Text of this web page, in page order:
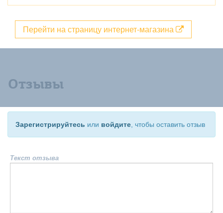
Перейти на страницу интернет-магазина
Отзывы
Зарегистрируйтесь или войдите , чтобы оставить отзыв
Текст отзыва